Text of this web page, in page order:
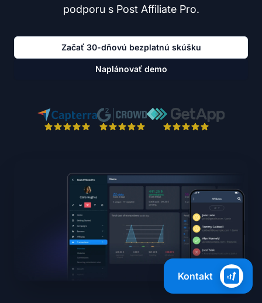
podporu s Post Affiliate Pro.
Začať 30-dňovú bezplatnú skúšku
Naplánovať demo
Kontakt